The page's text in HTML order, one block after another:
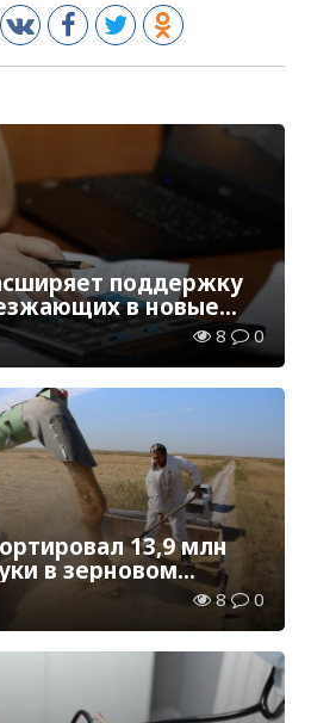
поддержку
в новые
8 0
13,9 млн
в зерновом
8 0